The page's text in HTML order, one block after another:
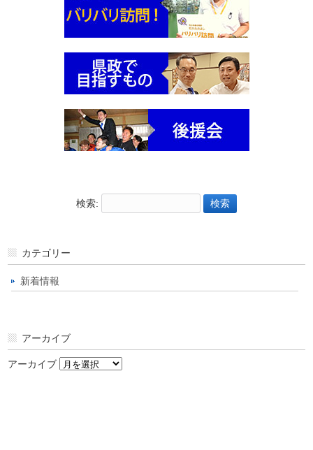
検索:
カテゴリー
新着情報
アーカイブ
アーカイブ